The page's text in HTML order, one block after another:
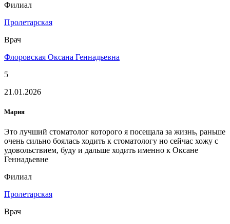
Филиал
Пролетарская
Врач
Флоровская Оксана Геннадьевна
5
21.01.2026
Мария
Это лучший стоматолог которого я посещала за жизнь, раньше
очень сильно боялась ходить к стоматологу но сейчас хожу с
удовольствием, буду и дальше ходить именно к Оксане
Геннадьевне ️
Филиал
Пролетарская
Врач